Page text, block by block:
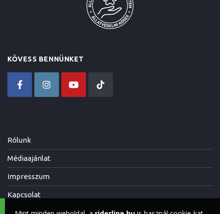
KÖVESS BENNÜNKET
Rólunk
Médiaajánlat
Impresszum
Kapcsolat